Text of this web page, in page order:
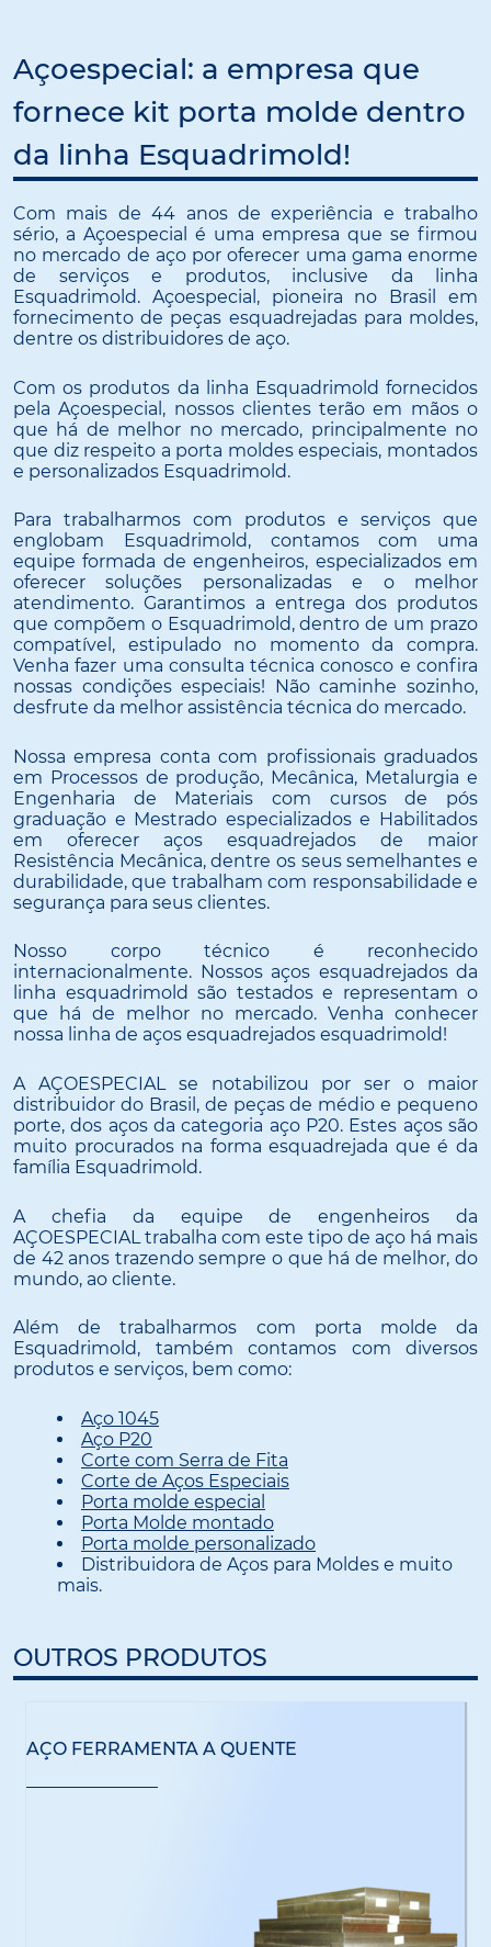
Açoespecial: a empresa que
fornece kit porta molde dentro
da linha Esquadrimold!
Com mais de 44 anos de experiência e trabalho
sério, a Açoespecial é uma empresa que se firmou
no mercado de aço por oferecer uma gama enorme
de serviços e produtos, inclusive da linha
Esquadrimold. Açoespecial, pioneira no Brasil em
fornecimento de peças esquadrejadas para moldes,
dentre os distribuidores de aço.
Com os produtos da linha Esquadrimold fornecidos
pela Açoespecial, nossos clientes terão em mãos o
que há de melhor no mercado, principalmente no
que diz respeito a porta moldes especiais, montados
e personalizados Esquadrimold.
Para trabalharmos com produtos e serviços que
englobam Esquadrimold, contamos com uma
equipe formada de engenheiros, especializados em
oferecer soluções personalizadas e o melhor
atendimento. Garantimos a entrega dos produtos
que compõem o Esquadrimold, dentro de um prazo
compatível, estipulado no momento da compra.
Venha fazer uma consulta técnica conosco e confira
nossas condições especiais! Não caminhe sozinho,
desfrute da melhor assistência técnica do mercado.
Nossa empresa conta com profissionais graduados
em Processos de produção, Mecânica, Metalurgia e
Engenharia de Materiais com cursos de pós
graduação e Mestrado especializados e Habilitados
em oferecer aços esquadrejados de maior
Resistência Mecânica, dentre os seus semelhantes e
durabilidade, que trabalham com responsabilidade e
segurança para seus clientes.
Nosso corpo técnico é reconhecido
internacionalmente. Nossos aços esquadrejados da
linha esquadrimold são testados e representam o
que há de melhor no mercado. Venha conhecer
nossa linha de aços esquadrejados esquadrimold!
A AÇOESPECIAL se notabilizou por ser o maior
distribuidor do Brasil, de peças de médio e pequeno
porte, dos aços da categoria aço P20. Estes aços são
muito procurados na forma esquadrejada que é da
família Esquadrimold.
A chefia da equipe de engenheiros da
AÇOESPECIAL trabalha com este tipo de aço há mais
de 42 anos trazendo sempre o que há de melhor, do
mundo, ao cliente.
Além de trabalharmos com porta molde da
Esquadrimold, também contamos com diversos
produtos e serviços, bem como:
Aço 1045
Aço P20
Corte com Serra de Fita
Corte de Aços Especiais
Porta molde especial
Porta Molde montado
Porta molde personalizado
Distribuidora de Aços para Moldes e muito
mais.
OUTROS PRODUTOS
AÇO FERRAMENTA A QUENTE